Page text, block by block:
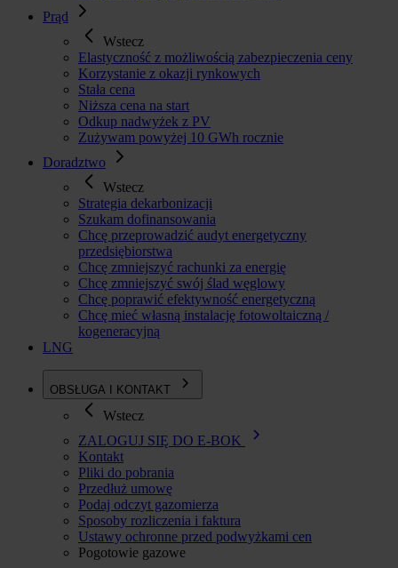
Prąd
Wstecz
Elastyczność z możliwością zabezpieczenia ceny
Korzystanie z okazji rynkowych
Stała cena
Niższa cena na start
Odkup nadwyżek z PV
Zużywam powyżej 10 GWh rocznie
Doradztwo
Wstecz
Strategia dekarbonizacji
Szukam dofinansowania
Chcę przeprowadzić audyt energetyczny
przedsiębiorstwa
Chcę zmniejszyć rachunki za energię
Chcę zmniejszyć swój ślad węglowy
Chcę poprawić efektywność energetyczną
Chcę mieć własną instalację fotowoltaiczną /
kogeneracyjną
LNG
OBSŁUGA I KONTAKT
Wstecz
ZALOGUJ SIĘ DO E-BOK
Kontakt
Pliki do pobrania
Przedłuż umowę
Podaj odczyt gazomierza
Sposoby rozliczenia i faktura
Ustawy ochronne przed podwyżkami cen
Pogotowie gazowe